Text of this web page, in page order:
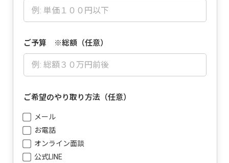
ご予算 ※総額（任意）
ご希望のやり取り方法（任意）
メール
お電話
オンライン面談
公式LINE